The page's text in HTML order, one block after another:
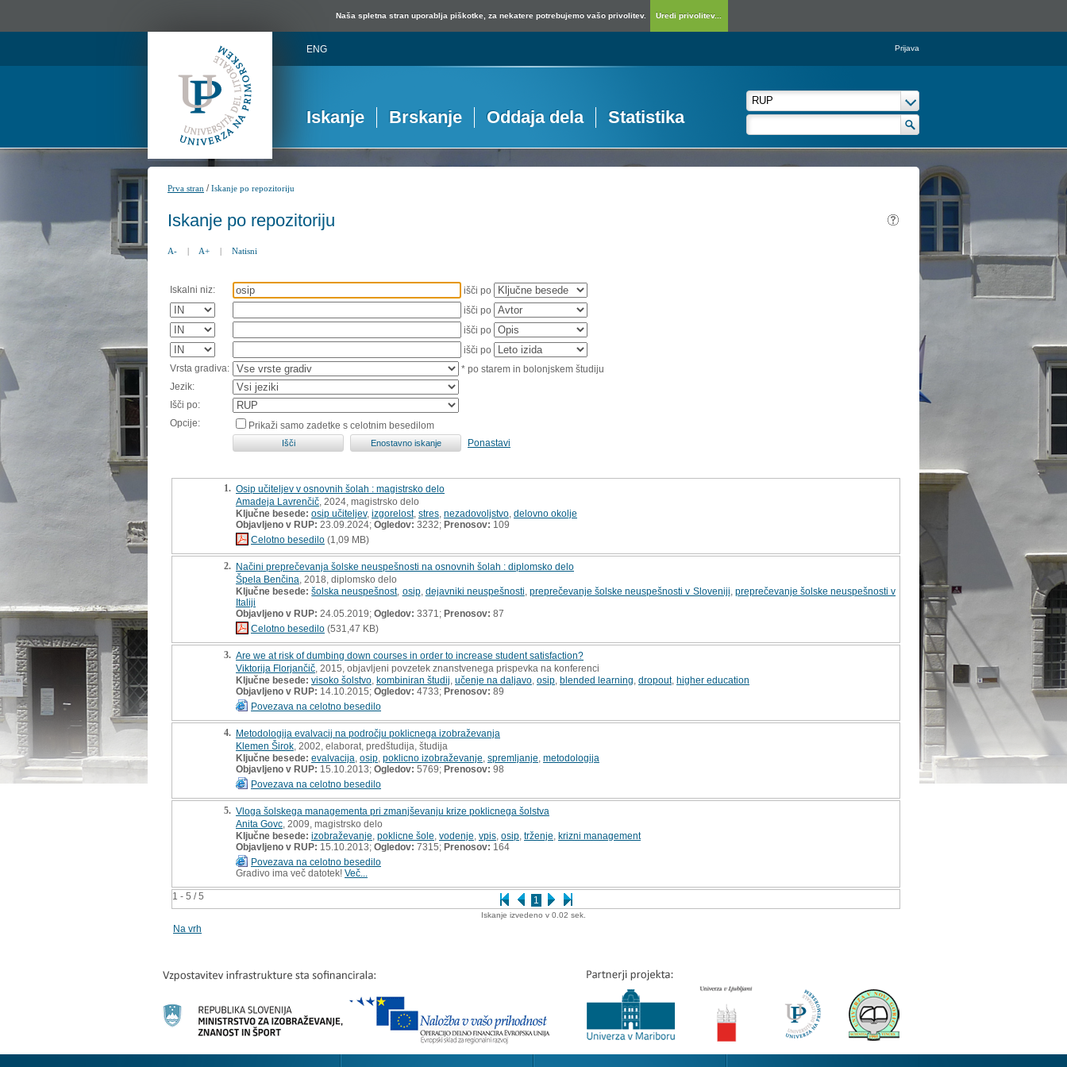
Naša spletna stran uporablja piškotke, za nekatere potrebujemo vašo privolitev. Uredi privolitev...
ENG Prijava
Iskanje Brskanje Oddaja dela Statistika
Prva stran /Iskanje po repozitoriju
Iskanje po repozitoriju
A- | A+ | Natisni
Iskalni niz:
išči po
išči po
išči po
išči po
Vrsta gradiva:
* po starem in bolonjskem študiju
Jezik:
Išči po:
Opcije:
Prikaži samo zadetke s celotnim besedilom
Ponastavi
1 - 5 / 5 1
1. Osip učiteljev v osnovnih šolah : magistrsko delo
Amadeja Lavrenčič , 2024, magistrsko delo
Ključne besede: osip učiteljev, izgorelost, stres nezadovoljstvo delovno okolje
Objavljeno v RUP: 23.09.2024; Ogledov: 3232; Prenosov: 109
Celotno besedilo (1,09 MB)
2. Načini preprečevanja šolske neuspešnosti na osnovnih šolah : diplomsko delo
Špela Benčina , 2018, diplomsko delo
Ključne besede: šolska neuspešnost, osip, dejavniki neuspešnosti preprečevanje šolske neuspešnosti v Sloveniji preprečevanje šolske neuspešnosti v
Italiji
Objavljeno v RUP: 24.05.2019; Ogledov: 3371; Prenosov: 87
Celotno besedilo (531,47 KB)
3. Are we at risk of dumbing down courses in order to increase student satisfaction?
Viktorija Florjančič , 2015, objavljeni povzetek znanstvenega prispevka na konferenci
Ključne besede: visoko šolstvo kombiniran študij učenje na daljavo osip blended learning dropout, higher education
Objavljeno v RUP: 14.10.2015; Ogledov: 4733; Prenosov: 89
Povezava na celotno besedilo
4. Metodologija evalvacij na področju poklicnega izobraževanja
Klemen Širok , 2002, elaborat, predštudija, študija
Ključne besede: evalvacija osip poklicno izobraževanje spremljanje metodologija
Objavljeno v RUP: 15.10.2013; Ogledov: 5769; Prenosov: 98
Povezava na celotno besedilo
5. Vloga šolskega managementa pri zmanjševanju krize poklicnega šolstva
Anita Govc , 2009, magistrsko delo
Ključne besede: izobraževanje poklicne šole vodenje vpis osip trženje krizni management
Objavljeno v RUP: 15.10.2013; Ogledov: 7315; Prenosov: 164
Povezava na celotno besedilo
Gradivo ima več datotek! Več...
Iskanje izvedeno v 0.02 sek.
Na vrh